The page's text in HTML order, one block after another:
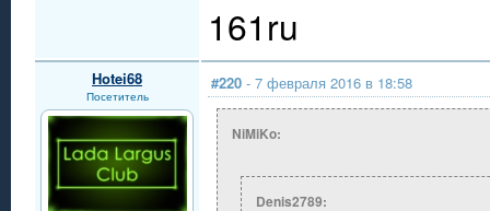
161ru
Hotei68
Посетитель
#220 - 7 февраля 2016 в 18:58
NiMiKo:
Denis2789: